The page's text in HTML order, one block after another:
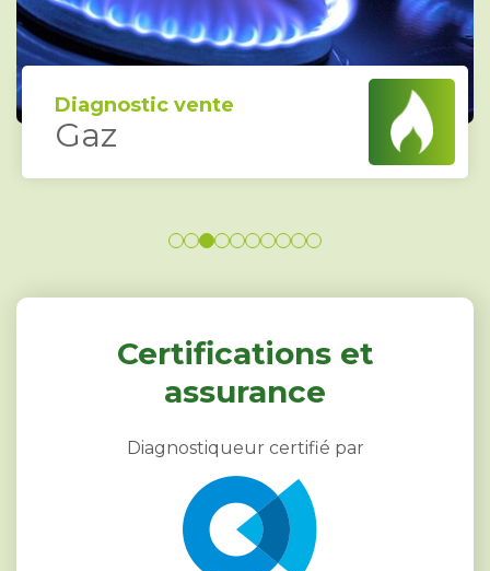
Diagnostic vente
Gaz
Certifications et
assurance
Diagnostiqueur certifié par